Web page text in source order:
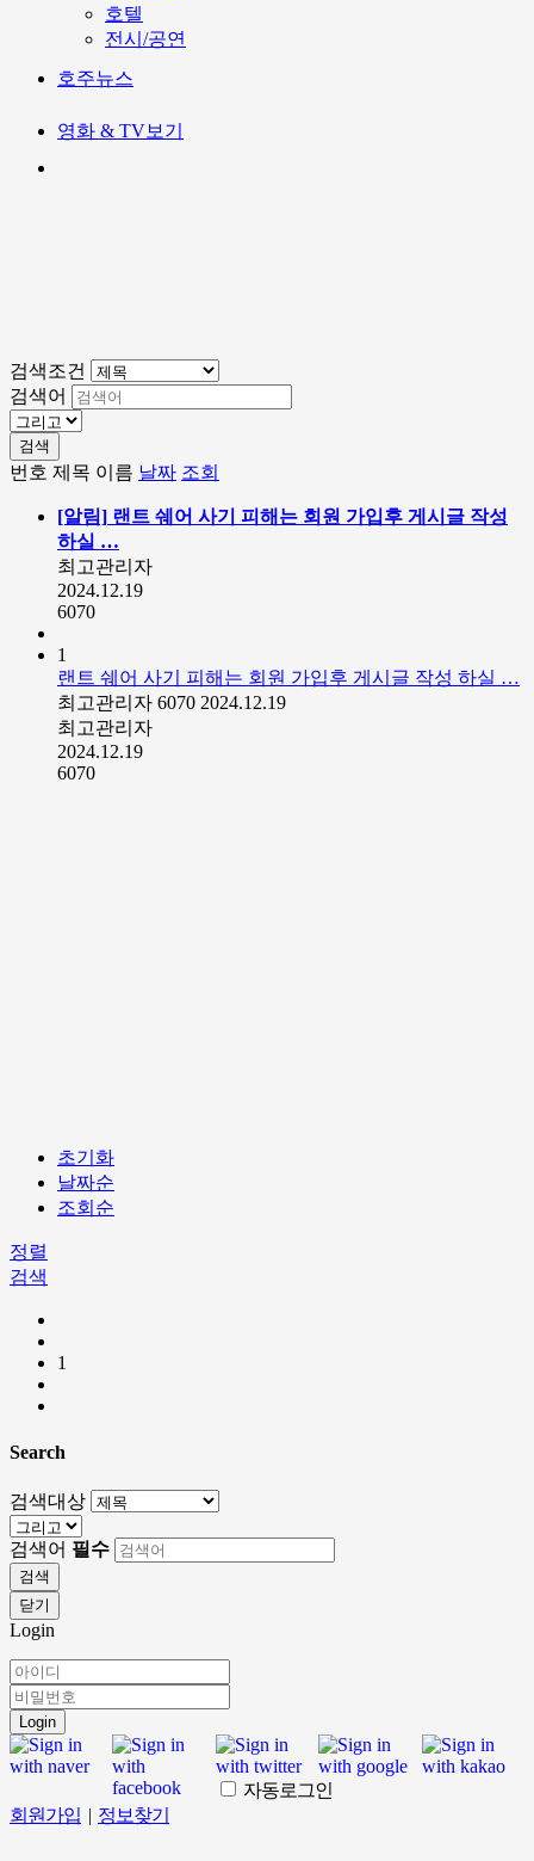
호텔
전시/공연
호주뉴스
영화 & TV보기
검색조건
검색어
검색
번호 제목 이름 날짜 조회
[알림] 랜트 쉐어 사기 피해는 회원 가입후 게시글 작성
하실 …
최고관리자
2024.12.19
6070
1
랜트 쉐어 사기 피해는 회원 가입후 게시글 작성 하실 …
최고관리자 6070 2024.12.19
최고관리자
2024.12.19
6070
초기화
날짜순
조회순
정렬
검색
1
Search
검색대상
검색어 필수
검색
닫기
Login
Login
자동로그인
회원가입 | 정보찾기